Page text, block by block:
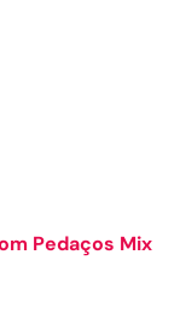
Pedaços Mix